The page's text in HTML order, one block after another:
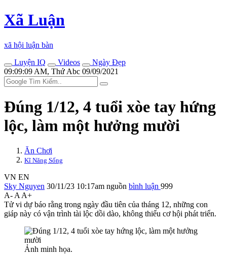
Xã Luận
xã hội luận bàn
Luyện IQ
Videos
Ngày Đẹp
09:09:09 AM, Thứ Abc 09/09/2021
Đúng 1/12, 4 tuổi xòe tay hứng
lộc, làm một hưởng mười
Ăn Chơi
Kĩ Năng Sống
VN EN
Sky Nguyen 30/11/23 10:17am nguồn bình luận 999
A- A A+
Tử vi dự báo rằng trong ngày đầu tiên của tháng 12, những con
giáp này có vận trình tài lộc dồi dào, không thiếu cơ hội phát triển.
Ảnh minh họa.